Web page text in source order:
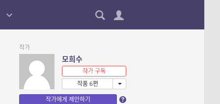
작가
모희수
작가 구독
작품 6편
작가에게 제안하기